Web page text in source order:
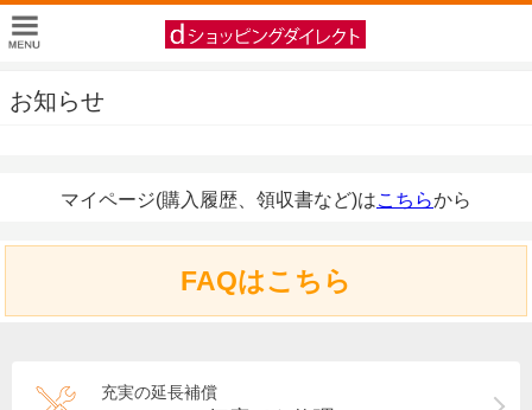
お知らせ
マイページ(購入履歴、領収書など)はこちらから
FAQはこちら
充実の延長補償